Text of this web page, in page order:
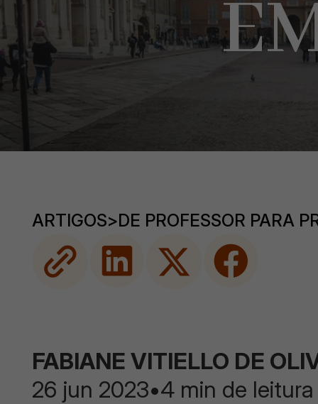
ARTIGOS>DE PROFESSOR PARA
FABIANE VITIELLO DE
26 jun 2023•4 min de leitura